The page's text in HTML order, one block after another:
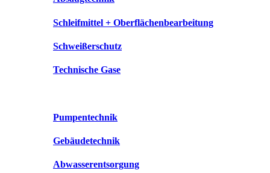
Schleifmittel + Oberflächenbearbeitung
Schweißerschutz
Technische Gase
Pumpentechnik
Gebäudetechnik
Abwasserentsorgung